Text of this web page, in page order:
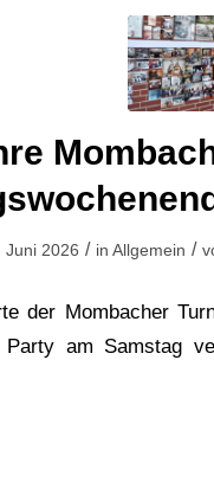
Juni 2026 / in Allgemein /
der Mombacher
am Samstag